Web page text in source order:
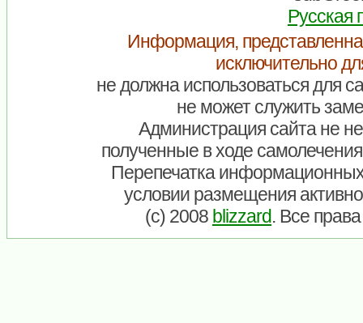
Русская
Информация,
исключительно
не должна использоваться для
не может служить
Администрация сайта не
полученные в ходе
Перепечатка
условии размещения
(c) 2008 blizzard. Все